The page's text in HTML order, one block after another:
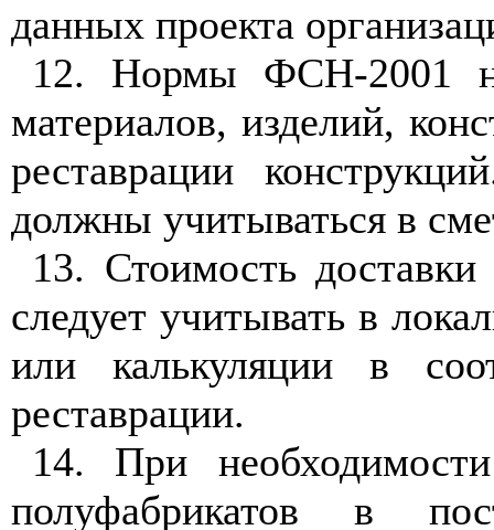
данных проекта
12. Нормы ФСН-2001
материалов, изделий,
реставрации
должны учитываться в
13. Стоимость
следует учитывать в
или калькуляции в
реставрации.
14. При необходимости
полуфабрикатов в